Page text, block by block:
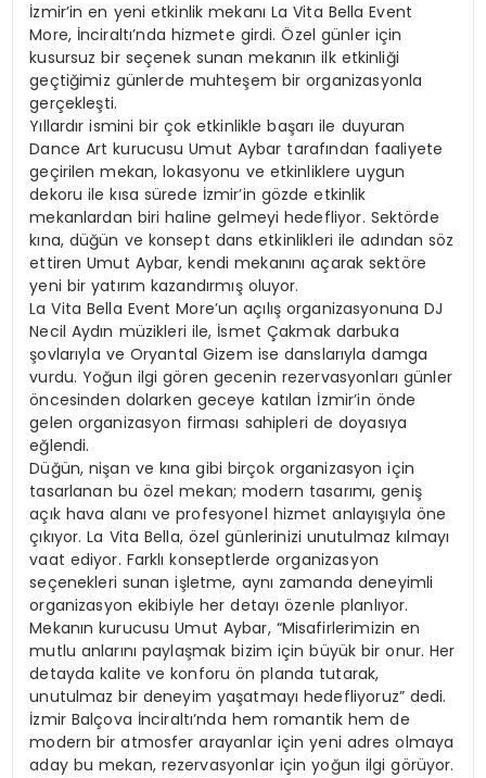
İzmir’in en yeni etkinlik mekanı La Vita Bella Event
More, İnciraltı’nda hizmete girdi. Özel günler için
kusursuz bir seçenek sunan mekanın ilk etkinliği
geçtiğimiz günlerde muhteşem bir organizasyonla
gerçekleşti.
Yıllardır ismini bir çok etkinlikle başarı ile duyuran
Dance Art kurucusu Umut Aybar tarafından faaliyete
geçirilen mekan, lokasyonu ve etkinliklere uygun
dekoru ile kısa sürede İzmir’in gözde etkinlik
mekanlardan biri haline gelmeyi hedefliyor. Sektörde
kına, düğün ve konsept dans etkinlikleri ile adından söz
ettiren Umut Aybar, kendi mekanını açarak sektöre
yeni bir yatırım kazandırmış oluyor.
La Vita Bella Event More’un açılış organizasyonuna DJ
Necil Aydın müzikleri ile, İsmet Çakmak darbuka
şovlarıyla ve Oryantal Gizem ise danslarıyla damga
vurdu. Yoğun ilgi gören gecenin rezervasyonları günler
öncesinden dolarken geceye katılan İzmir’in önde
gelen organizasyon firması sahipleri de doyasıya
eğlendi.
Düğün, nişan ve kına gibi birçok organizasyon için
tasarlanan bu özel mekan; modern tasarımı, geniş
açık hava alanı ve profesyonel hizmet anlayışıyla öne
çıkıyor. La Vita Bella, özel günlerinizi unutulmaz kılmayı
vaat ediyor. Farklı konseptlerde organizasyon
seçenekleri sunan işletme, aynı zamanda deneyimli
organizasyon ekibiyle her detayı özenle planlıyor.
Mekanın kurucusu Umut Aybar, “Misafirlerimizin en
mutlu anlarını paylaşmak bizim için büyük bir onur. Her
detayda kalite ve konforu ön planda tutarak,
unutulmaz bir deneyim yaşatmayı hedefliyoruz” dedi.
İzmir Balçova İnciraltı’nda hem romantik hem de
modern bir atmosfer arayanlar için yeni adres olmaya
aday bu mekan, rezervasyonlar için yoğun ilgi görüyor.